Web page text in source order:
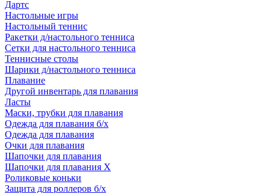
Дартс
Настольные игры
Настольный теннис
Ракетки д/настольного тенниса
Сетки для настольного тенниса
Теннисные столы
Шарики д/настольного тенниса
Плавание
Другой инвентарь для плавания
Ласты
Маски, трубки для плавания
Одежда для плавания б/х
Одежда для плавания
Очки для плавания
Шапочки для плавания
Шапочки для плавания Х
Роликовые коньки
Защита для роллеров б/х